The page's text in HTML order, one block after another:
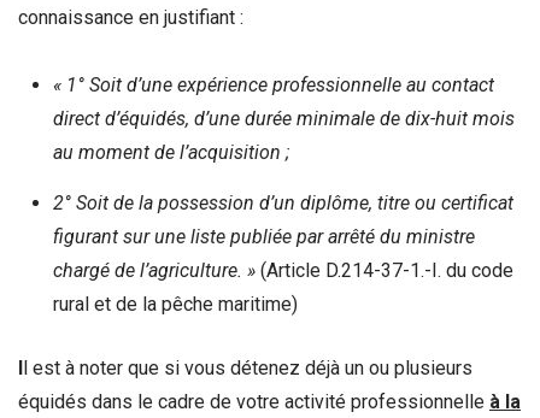
connaissance en justifiant :
« 1° Soit d’une expérience professionnelle au contact
direct d’équidés, d’une durée minimale de dix-huit mois
au moment de l’acquisition ;
2° Soit de la possession d’un diplôme, titre ou certificat
figurant sur une liste publiée par arrêté du ministre
chargé de l’agriculture. »(Article D.214-37-1.-I. du code
rural et de la pêche maritime)
Il est à noter que si vous détenez déjà un ou plusieurs
équidés dans le cadre de votre activité professionnelle à la